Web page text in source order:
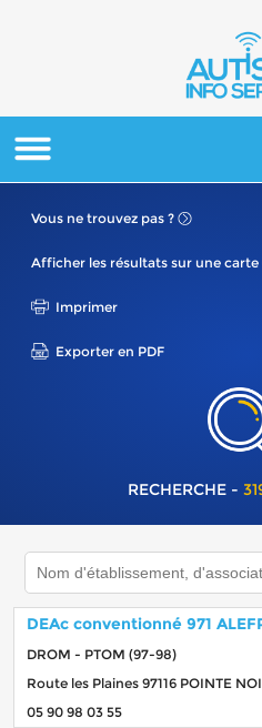
Vous ne trouvez pas ?
Afficher les résultats sur une carte
Imprimer
Exporter en PDF
RECHERCHE -
DEAc conventionné 971
DROM - PTOM (97-98)
Route les Plaines 97116 POINTE
05 90 98 03 55